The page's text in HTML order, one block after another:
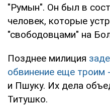
"Румын". Он был в
человек, которые
"свободовцами" на
Позднее милиция
обвинение еще троим -
и Пшуку. Их дела
Титушко.